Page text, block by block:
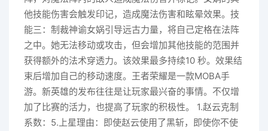
他技能伤害会触发印记，造成魔法伤害和眩晕效果。技
能三：制裁神谕女娲引导远古力量，将自己定格在法阵
之中。她无法移动或攻击，但会增加其他技能的范围并
获得额外的法术穿透力。该效果最多持续10 秒。效果结
束后增加自己的移动速度。王者荣耀是一款MOBA手
游。新英雄的发布往往是让玩家最兴奋的事情。不仅增
加了比赛的活力，也提高了玩家的积极性。 1.赵云克制
系数：5.上星理由：即使赵云使用了黑斩，即使你不使